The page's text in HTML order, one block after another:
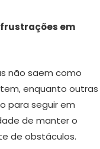
em
não saem como
enquanto outras
para seguir em
de manter o
de obstáculos.